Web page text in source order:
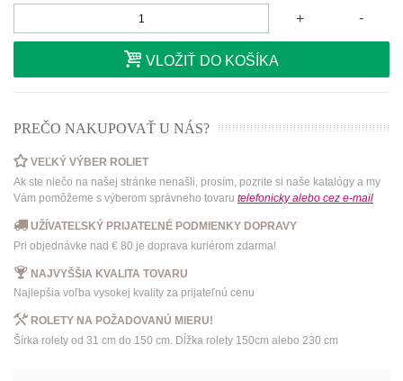
-
+
VLOŽIŤ DO KOŠÍKA
PREČO NAKUPOVAŤ U NÁS?
VEĽKÝ VÝBER ROLIET
Ak ste niečo na našej stránke nenašli, prosím, pozrite si naše katalógy a my
Vám pomôžeme s výberom správneho tovaru telefonicky alebo cez e-mail
UŽÍVATEĽSKÝ PRIJATEĽNÉ PODMIENKY DOPRAVY
Pri objednávke nad € 80 je doprava kuriérom zdarma!
NAJVYŠŠIA KVALITA TOVARU
Najlepšia voľba vysokej kvality za prijateľnú cenu
ROLETY NA POŽADOVANÚ MIERU!
Šírka rolety od 31 cm do 150 cm. Dĺžka rolety 150cm alebo 230 cm